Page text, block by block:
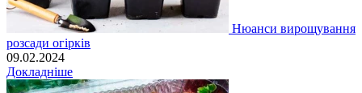
Нюанси вирощування
розсади огірків
09.02.2024
Докладніше